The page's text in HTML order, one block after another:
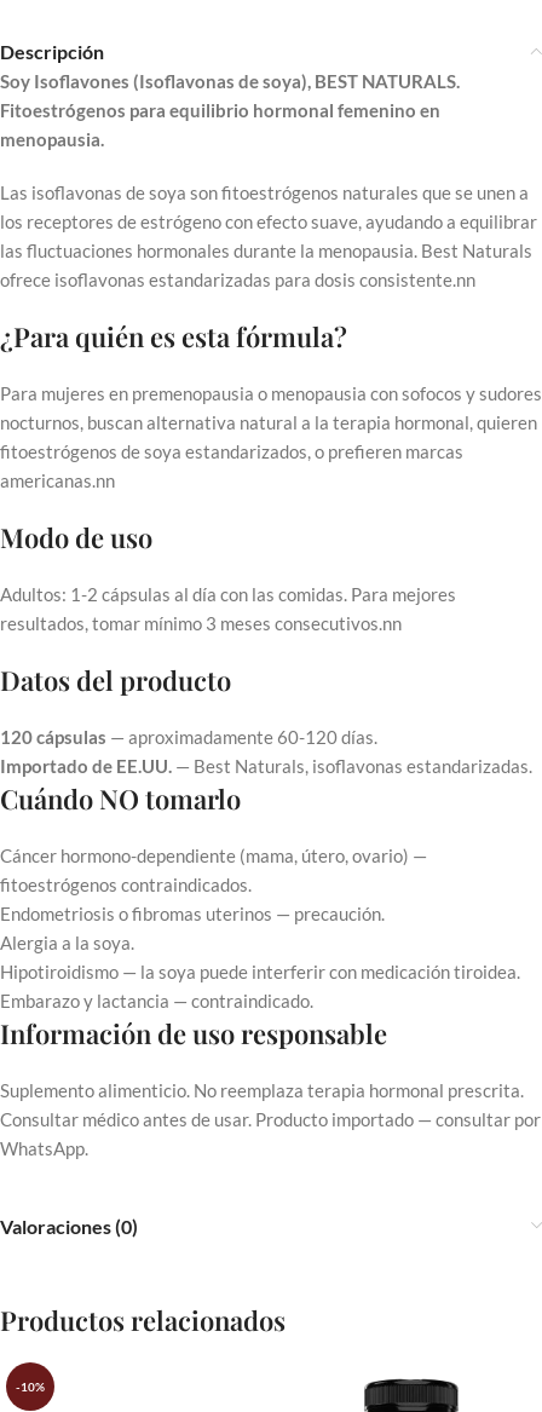
Descripción
Soy Isoflavones (Isoflavonas de soya), BEST NATURALS.
Fitoestrógenos para equilibrio hormonal femenino en
menopausia.
Las isoflavonas de soya son fitoestrógenos naturales que se unen a
los receptores de estrógeno con efecto suave, ayudando a equilibrar
las fluctuaciones hormonales durante la menopausia. Best Naturals
ofrece isoflavonas estandarizadas para dosis consistente.nn
¿Para quién es esta fórmula?
Para mujeres en premenopausia o menopausia con sofocos y sudores
nocturnos, buscan alternativa natural a la terapia hormonal, quieren
fitoestrógenos de soya estandarizados, o prefieren marcas
americanas.nn
Modo de uso
Adultos: 1-2 cápsulas al día con las comidas. Para mejores
resultados, tomar mínimo 3 meses consecutivos.nn
Datos del producto
120 cápsulas — aproximadamente 60-120 días.
Importado de EE.UU. — Best Naturals, isoflavonas estandarizadas.
Cuándo NO tomarlo
Cáncer hormono-dependiente (mama, útero, ovario) —
fitoestrógenos contraindicados.
Endometriosis o fibromas uterinos — precaución.
Alergia a la soya.
Hipotiroidismo — la soya puede interferir con medicación tiroidea.
Embarazo y lactancia — contraindicado.
Información de uso responsable
Suplemento alimenticio. No reemplaza terapia hormonal prescrita.
Consultar médico antes de usar. Producto importado — consultar por
WhatsApp.
Valoraciones (0)
Productos relacionados
-10%